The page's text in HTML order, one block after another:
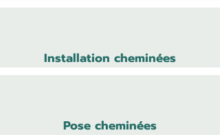
Installation cheminées
Pose cheminées